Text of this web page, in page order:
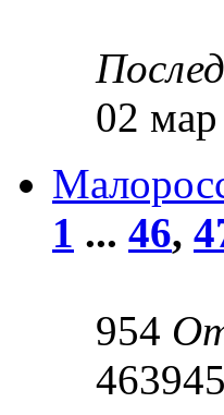
02
1 ... 46,
954
463945